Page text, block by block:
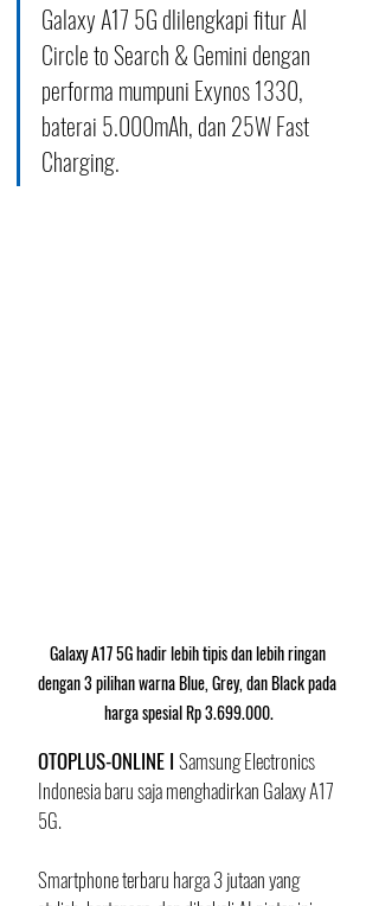
Galaxy A17 5G dlilengkapi fitur AI
Circle to Search & Gemini dengan
performa mumpuni Exynos 1330,
baterai 5.000mAh, dan 25W Fast
Charging.
Galaxy A17 5G hadir lebih tipis dan lebih ringan
dengan 3 pilihan warna Blue, Grey, dan Black pada
harga spesial Rp 3.699.000.
OTOPLUS-ONLINE I Samsung Electronics
Indonesia baru saja menghadirkan Galaxy A17
5G.
Smartphone terbaru harga 3 jutaan yang